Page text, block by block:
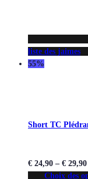
liste des jaimes
55%
Short TC
€ 24,90 – € 29,90
Choix des